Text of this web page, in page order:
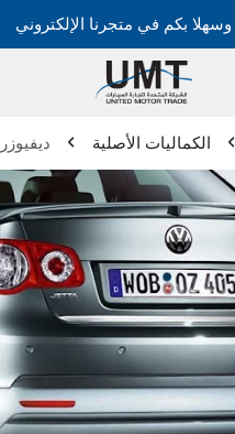
وسهلا بكم في متجرنا الإلكتروني
الكماليات الأصلية